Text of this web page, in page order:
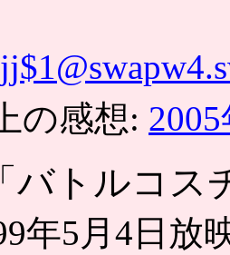
の感想:
バトルコス
年5月4日放